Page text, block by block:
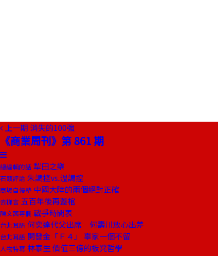
上一期 消失的100強
《商業周刊》第 861 期
總編輯的話 犁田之樂
石頭評論 朱調控vs.溫調控
商場自慢塾 中國大陸的兩個絕對正確
去梯言 五百年後再蓋棺
陳文茜專欄 戰爭時間表
台北耳語 何奕達代父出席 何壽川放心出差
台北耳語 開發金「Ｆ４」 辜家一個不留
人物特寫 林泰生 價值三億的板凳哲學